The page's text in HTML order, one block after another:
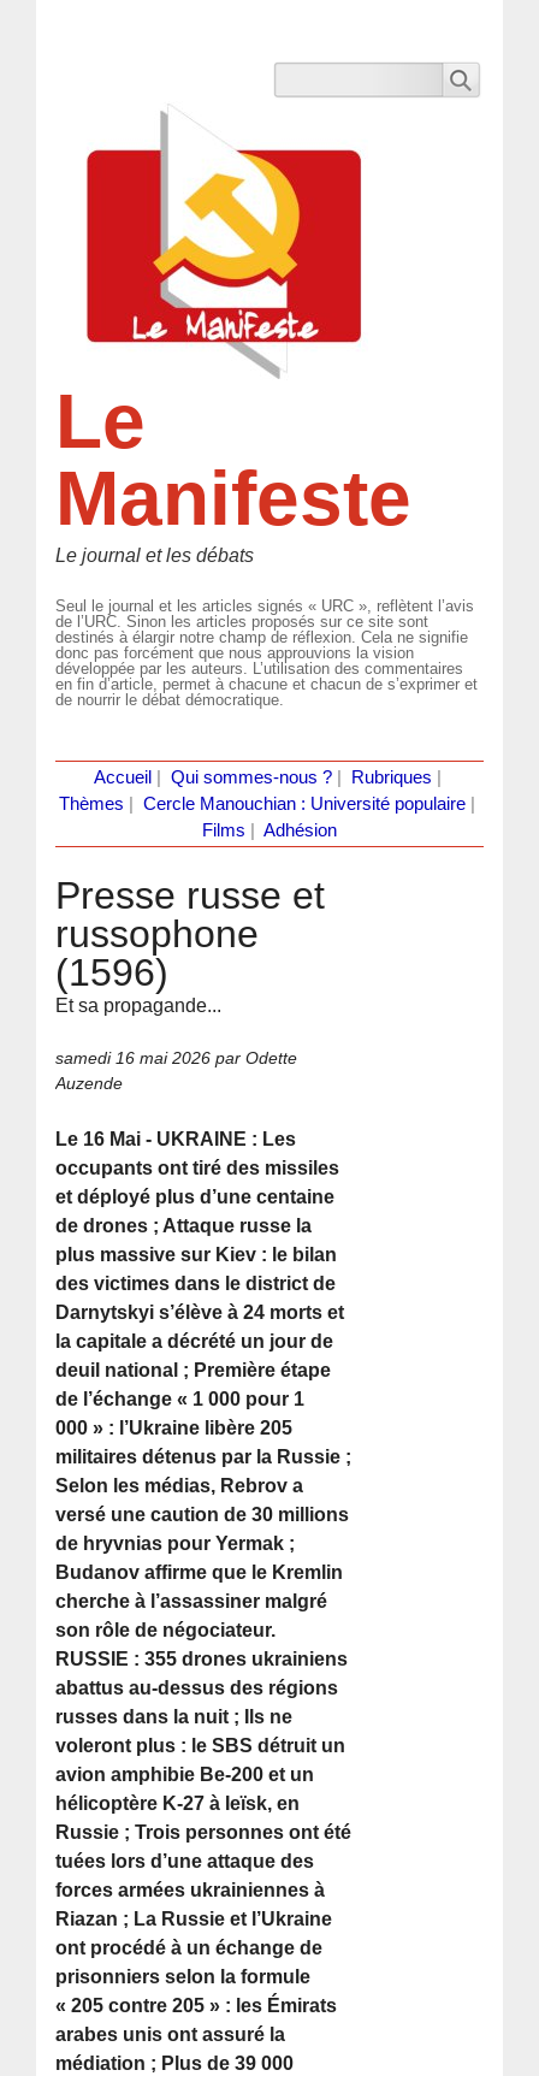
Le
Manifeste
Le journal et les débats
Seul le journal et les articles signés « URC », reflètent l’avis
de l’URC. Sinon les articles proposés sur ce site sont
destinés à élargir notre champ de réflexion. Cela ne signifie
donc pas forcément que nous approuvions la vision
développée par les auteurs. L’utilisation des commentaires
en fin d’article, permet à chacune et chacun de s’exprimer et
de nourrir le débat démocratique.
Accueil Qui sommes-nous ?| Rubriques
Thèmes
Cercle Manouchian : Université populaire
Films
Adhésion
Presse russe et
russophone
(1596)
Et sa propagande...
samedi 16 mai 2026 par Odette
Auzende
Le 16 Mai - UKRAINE : Les
occupants ont tiré des missiles
et déployé plus d’une centaine
de drones ; Attaque russe la
plus massive sur Kiev : le bilan
des victimes dans le district de
Darnytskyi s’élève à 24 morts et
la capitale a décrété un jour de
deuil national ; Première étape
de l’échange « 1 000 pour 1
000 » : l’Ukraine libère 205
militaires détenus par la Russie ;
Selon les médias, Rebrov a
versé une caution de 30 millions
de hryvnias pour Yermak ;
Budanov affirme que le Kremlin
cherche à l’assassiner malgré
son rôle de négociateur.
RUSSIE : 355 drones ukrainiens
abattus au-dessus des régions
russes dans la nuit ; Ils ne
voleront plus : le SBS détruit un
avion amphibie Be-200 et un
hélicoptère K-27 à Ieïsk, en
Russie ; Trois personnes ont été
tuées lors d’une attaque des
forces armées ukrainiennes à
Riazan ; La Russie et l’Ukraine
ont procédé à un échange de
prisonniers selon la formule
« 205 contre 205 » : les Émirats
arabes unis ont assuré la
médiation ; Plus de 39 000